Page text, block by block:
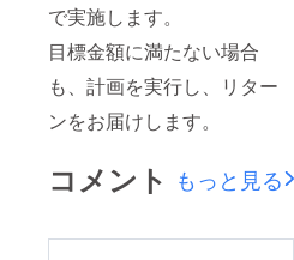
で実施します。
目標金額に満たない場合
も、計画を実行し、リター
ンをお届けします。
コメント もっと見る